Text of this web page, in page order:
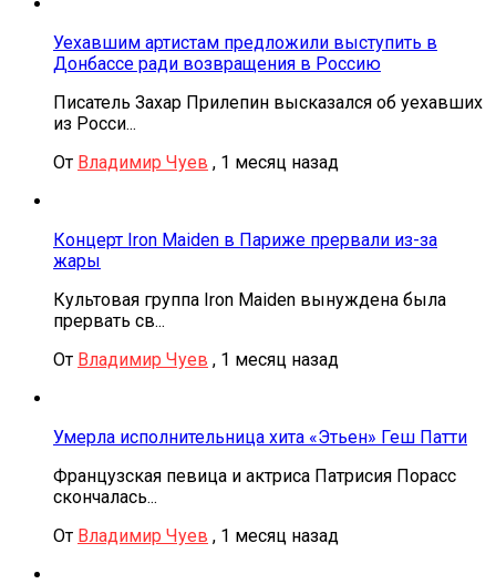
Уехавшим артистам предложили выступить в
Донбассе ради возвращения в Россию
Писатель Захар Прилепин высказался об уехавших
из Росси...
От Владимир Чуев , 1 месяц назад
Концерт Iron Maiden в Париже прервали из-за
жары
Культовая группа Iron Maiden вынуждена была
прервать св...
От Владимир Чуев , 1 месяц назад
Умерла исполнительница хита «Этьен» Геш Патти
Французская певица и актриса Патрисия Порасс
скончалась...
От Владимир Чуев , 1 месяц назад